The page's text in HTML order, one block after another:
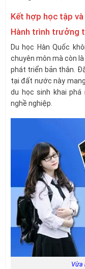
Kết hợp học tập và
Hành trình trưởng
Du học Hàn Quốc
chuyên môn mà còn
phát triển bản thân.
tại đất nước này
du học sinh khai
nghề nghiệp.
Vừa